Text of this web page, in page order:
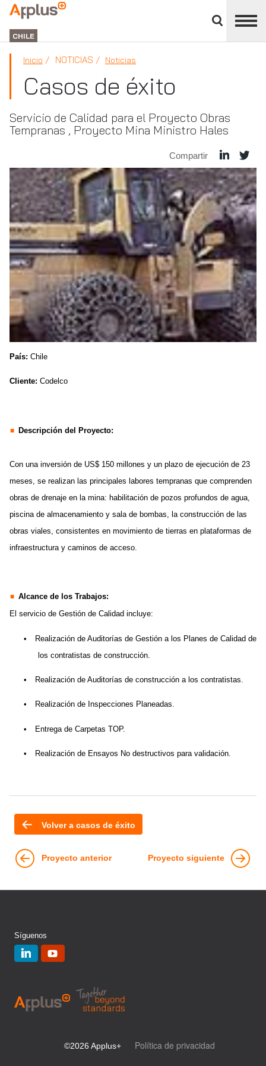
panel
APPLUS+
GROUP
CHILE
Inicio NOTICIAS Noticias
Casos de éxito
Servicio de Calidad para el Proyecto Obras
Tempranas , Proyecto Mina Ministro Hales
Compartir
País: Chile
Cliente: Codelco
Descripción del Proyecto:
Con una inversión de US$ 150 millones y un plazo de ejecución de 23
meses, se realizan las principales labores tempranas que comprenden
obras de drenaje en la mina: habilitación de pozos profundos de agua,
piscina de almacenamiento y sala de bombas, la construcción de las
obras viales, consistentes en movimiento de tierras en plataformas de
infraestructura y caminos de acceso.
Alcance de los Trabajos:
El servicio de Gestión de Calidad incluye:
•
Realización de Auditorías de Gestión a los Planes de Calidad de
los contratistas de construcción.
• Realización de Auditorías de construcción a los contratistas.
• Realización de Inspecciones Planeadas.
• Entrega de Carpetas TOP.
• Realización de Ensayos No destructivos para validación.
Volver a casos de éxito
Proyecto anterior Proyecto siguiente
Síguenos
©2026 Applus+
Política de privacidad